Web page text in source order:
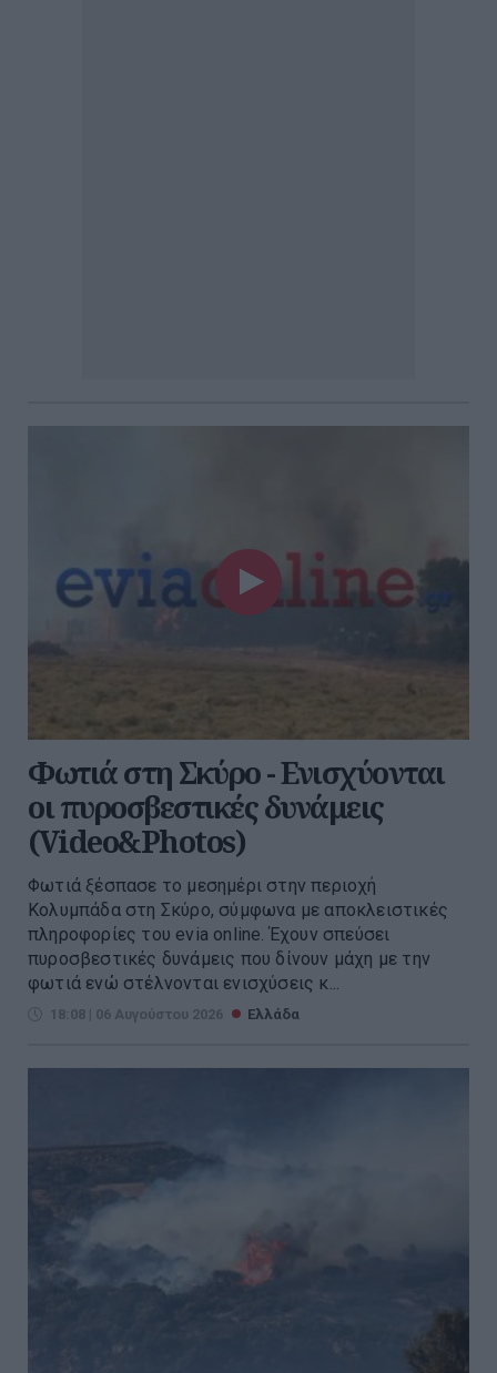
Φωτιά στη Σκύρο - Ενισχύονται
οι πυροσβεστικές δυνάμεις
(Video&Photos)
Φωτιά ξέσπασε το μεσημέρι στην περιοχή
Κολυμπάδα στη Σκύρο, σύμφωνα με αποκλειστικές
πληροφορίες του evia online. Έχουν σπεύσει
πυροσβεστικές δυνάμεις που δίνουν μάχη με την
φωτιά ενώ στέλνονται ενισχύσεις κ...
18:08 | 06 Αυγούστου 2026 Ελλάδα